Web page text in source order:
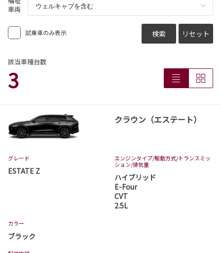
車両
試乗車のみ表示 検索 リセット
該当車種台数
3
クラウン（エステート）
グレード
ESTATE Z
エンジンタイプ/駆動方式/トランスミッ
ション/排気量
ハイブリッド
E-Four
CVT
2.5L
カラー
ブラック